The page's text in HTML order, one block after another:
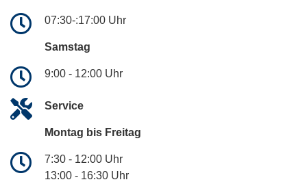
07:30-:17:00 Uhr
Samstag
9:00 - 12:00 Uhr
Service
Montag bis Freitag
7:30 - 12:00 Uhr
13:00 - 16:30 Uhr